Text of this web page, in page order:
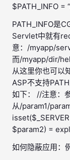
$PATH_INFO =
PATH_INFO是
Servlet中就有
意：/myapp/
而/myapp/dir/
从这里你也可以
ASP不支持
如下： //注意：
从/param1/
$param2) =
如何隐蔽应用：